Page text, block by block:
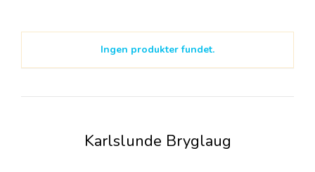
Ingen produkter fundet.
Karlslunde Bryglaug